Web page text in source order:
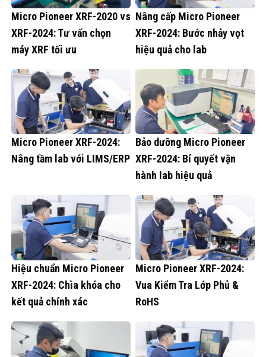
Micro Pioneer XRF-2020 vs
XRF-2024: Tư vấn chọn
máy XRF tối ưu
Nâng cấp Micro Pioneer
XRF-2024: Bước nhảy vọt
hiệu quả cho lab
Micro Pioneer XRF-2024:
Nâng tầm lab với LIMS/ERP
Bảo dưỡng Micro Pioneer
XRF-2024: Bí quyết vận
hành lab hiệu quả
Hiệu chuẩn Micro Pioneer
XRF-2024: Chìa khóa cho
kết quả chính xác
Micro Pioneer XRF-2024:
Vua Kiểm Tra Lớp Phủ &
RoHS